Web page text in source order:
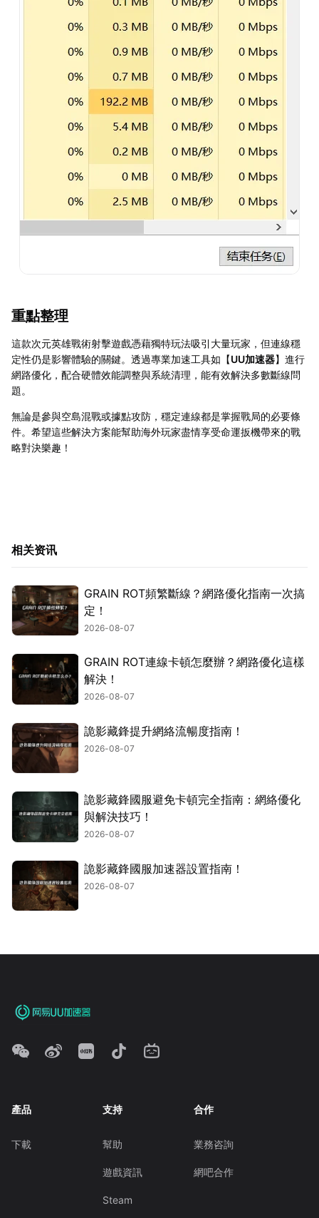
重點整理
這款次元英雄戰術射擊遊戲憑藉獨特玩法吸引大量玩家，但連線穩
定性仍是影響體驗的關鍵。透過專業加速工具如【UU加速器】進行
網路優化，配合硬體效能調整與系統清理，能有效解決多數斷線問
題。
無論是參與空島混戰或據點攻防，穩定連線都是掌握戰局的必要條
件。希望這些解決方案能幫助海外玩家盡情享受命運扳機帶來的戰
略對決樂趣！
相关资讯
GRAIN ROT頻繁斷線？網路優化指南一次搞
定！
2026-08-07
GRAIN ROT連線卡頓怎麼辦？網路優化這樣
解決！
2026-08-07
詭影藏鋒提升網絡流暢度指南！
2026-08-07
詭影藏鋒國服避免卡頓完全指南：網絡優化
與解決技巧！
2026-08-07
詭影藏鋒國服加速器設置指南！
2026-08-07
產品
下載
支持
幫助
遊戲資訊
Steam
合作
業務咨詢
網吧合作